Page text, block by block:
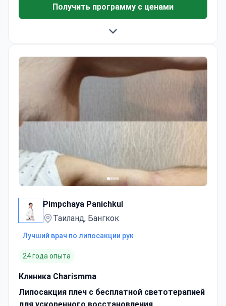
Получить программу с ценами
Pimpchaya Panichkul
Таиланд, Бангкок
Лучший врач по липосакции рук
24 года опыта
Клиника Charismma
Липосакция плеч с бесплатной светотерапией